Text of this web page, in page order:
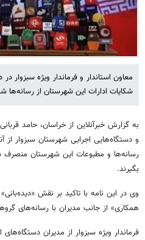
معاون استاندار و فرماندار ویژه سبزوار
شکایات ادارات این شهرستان از رسانه‌ها
به گزارش خبرآنلاین از خراسان، حامد
و دستگاه‌هایی اجرایی شهرستان سبزوار
رسانه‌ها و مطبوعات این شهرستان
بگیرند.
وی در این نامه با تاکید بر نقش
همکاری» از جانب مدیران با رسانه‌های
فرماندار ویژه سبزوار از مدیران